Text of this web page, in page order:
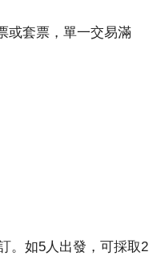
或套票，單一交易滿
。如5人出發，可採取2